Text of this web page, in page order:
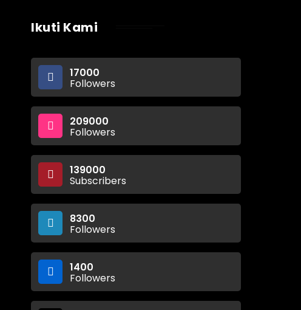
Ikuti Kami
17000
Followers
209000
Followers
139000
Subscribers
8300
Followers
1400
Followers